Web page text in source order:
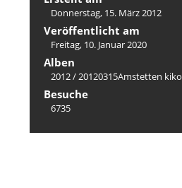
Donnerstag, 15. März 2012
Veröffentlicht am
Freitag, 10. Januar 2020
Alben
2012/20120315Amstetten kiko
Besuche
6735